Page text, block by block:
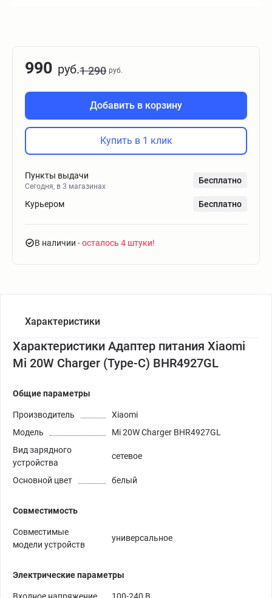
990 руб.1 290 руб.
Добавить в корзину
Купить в 1 клик
Пункты выдачи
Сегодня, в 3 магазинах
Бесплатно
Курьером Бесплатно
В наличии - осталось 4 штуки
Характеристики
Характеристики Адаптер питания Xiaomi
Mi 20W Charger (Type-C) BHR4927GL
Общие параметры
Производитель
Xiaomi
Модель
Mi 20W Charger BHR4927GL
Вид зарядного
устройства
сетевое
Основной цвет белый
Совместимость
Совместимые
модели устройств
универсальное
Электрические параметры